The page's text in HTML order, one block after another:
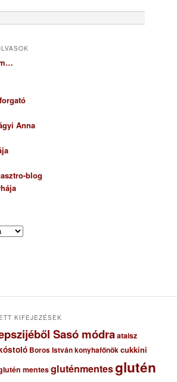
Anna
blog
KIFEJEZÉSEK
Sasó módraataisz
Boros István konyhafőnökcukkini
mentesgluténmentesglutén